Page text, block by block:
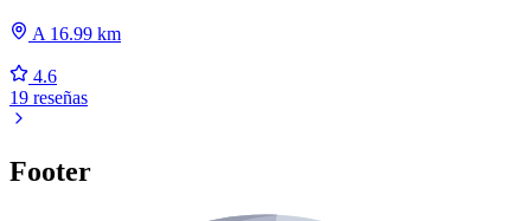
A 16.99 km
4.6
19 reseñas
Footer